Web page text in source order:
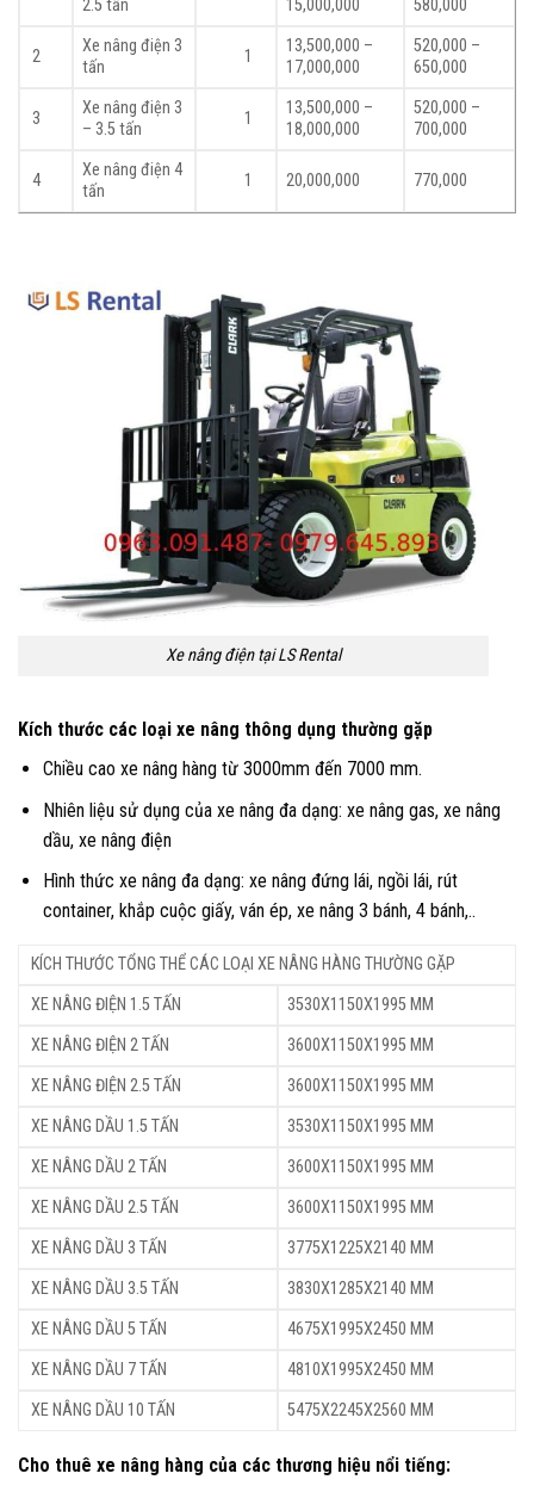
2.5 tấn 15,000,000 580,000
2
Xe nâng điện 3
tấn
1
13,500,000 –
17,000,000
520,000 –
650,000
3
Xe nâng điện 3
– 3.5 tấn
1
13,500,000 –
18,000,000
520,000 –
700,000
4
Xe nâng điện 4
tấn
1 20,000,000 770,000
Xe nâng điện tại LS Rental
Kích thước các loại xe nâng thông dụng thường gặp
Chiều cao xe nâng hàng từ 3000mm đến 7000 mm.
Nhiên liệu sử dụng của xe nâng đa dạng: xe nâng gas, xe nâng
dầu, xe nâng điện
Hình thức xe nâng đa dạng: xe nâng đứng lái, ngồi lái, rút
container, khắp cuộc giấy, ván ép, xe nâng 3 bánh, 4 bánh,..
KÍCH THƯỚC TỔNG THỂ CÁC LOẠI XE NÂNG HÀNG THƯỜNG GẶP
XE NÂNG ĐIỆN 1.5 TẤN
3530X1150X1995 MM
XE NÂNG ĐIỆN 2 TẤN
3600X1150X1995 MM
XE NÂNG ĐIỆN 2.5 TẤN
3600X1150X1995 MM
XE NÂNG DẦU 1.5 TẤN
3530X1150X1995 MM
XE NÂNG DẦU 2 TẤN
3600X1150X1995 MM
XE NÂNG DẦU 2.5 TẤN
3600X1150X1995 MM
XE NÂNG DẦU 3 TẤN
3775X1225X2140 MM
XE NÂNG DẦU 3.5 TẤN
3830X1285X2140 MM
XE NÂNG DẦU 5 TẤN
4675X1995X2450 MM
XE NÂNG DẦU 7 TẤN
4810X1995X2450 MM
XE NÂNG DẦU 10 TẤN
5475X2245X2560 MM
Cho thuê xe nâng hàng của các thương hiệu nổi tiếng: